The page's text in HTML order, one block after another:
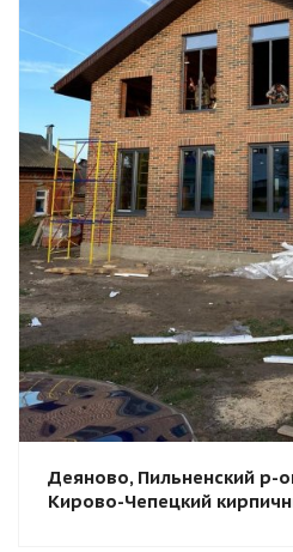
Смотреть
Деяново, Пильненский р-
Кирово-Чепецкий